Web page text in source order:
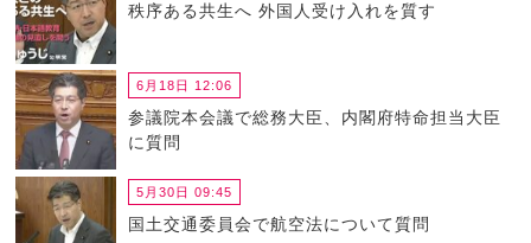
秩序ある共生へ 外国人受け入れを質す
6月18日 12:06
参議院本会議で総務大臣、内閣府特命担当大臣
に質問
5月30日 09:45
国土交通委員会で航空法について質問